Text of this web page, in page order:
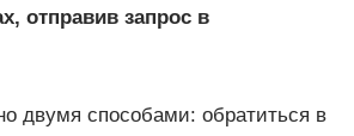
отправив запрос в
двумя способами: обратиться в